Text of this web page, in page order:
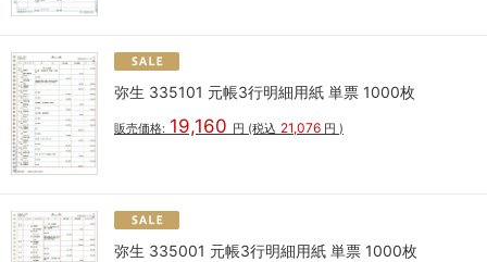
弥生 335101 元帳3行明細用紙 単票 1000枚
販売価格: 19,160 円 (税込 21,076 円 )
弥生 335001 元帳3行明細用紙 単票 1000枚